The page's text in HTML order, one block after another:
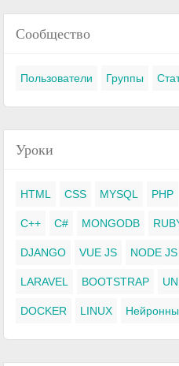
Сообщество
Пользователи Группы
Уроки
HTML CSS MYSQL PHP
C++ C# MONGODB
DJANGO VUE JS NODE JS
LARAVEL BOOTSTRAP
DOCKER LINUX